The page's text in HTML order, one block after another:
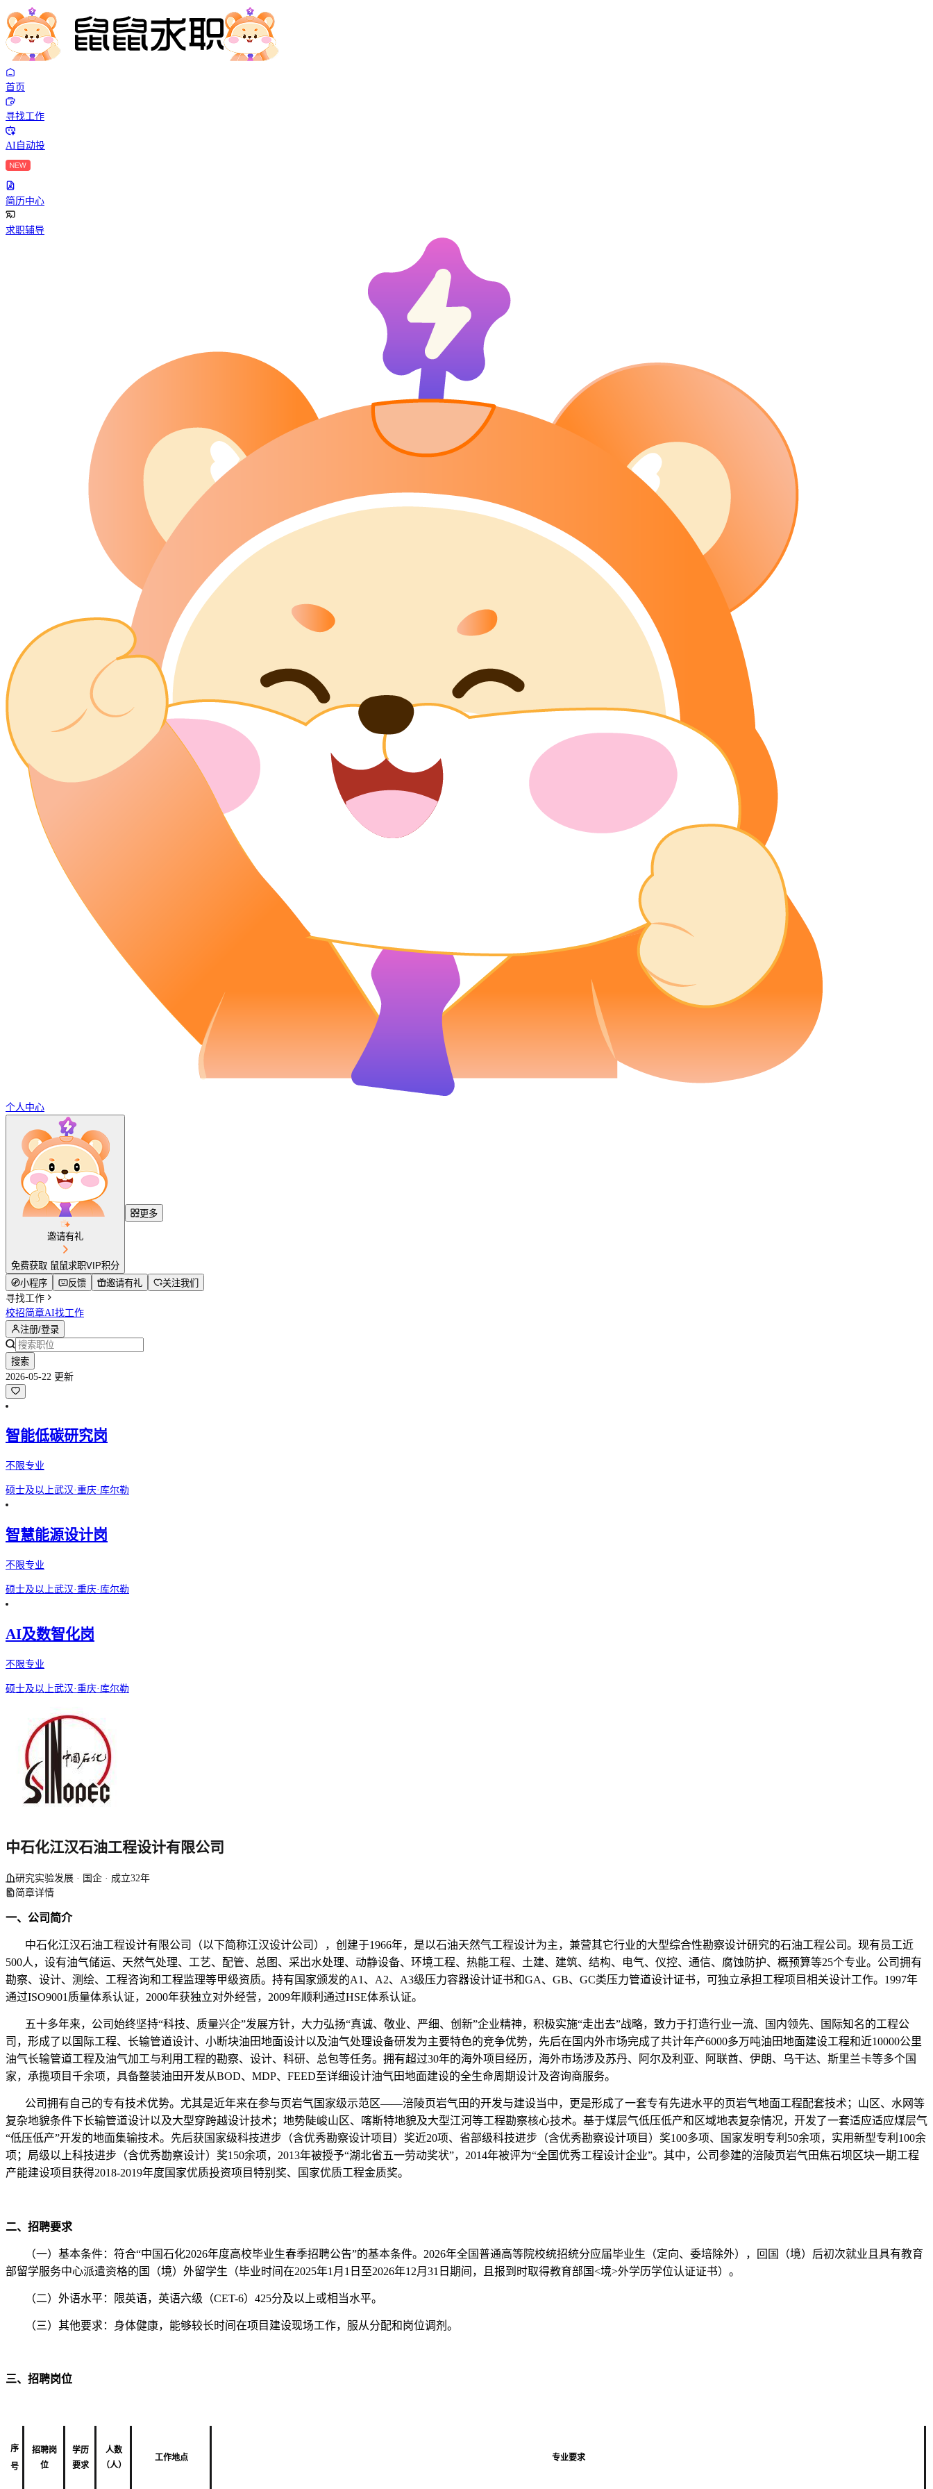
首页
寻找工作
AI自动投
简历中心
求职辅导
个人中心
邀请有礼
免费获取 鼠鼠求职VIP积分
更多
小程序 反馈 邀请有礼
关注我们
寻找工作
校招简章AI找工作
注册/登录
搜索
2026-05-22 更新
智能低碳研究岗
不限专业
硕士及以上武汉·重庆·库尔勒
智慧能源设计岗
不限专业
硕士及以上武汉·重庆·库尔勒
AI及数智化岗
不限专业
硕士及以上武汉·重庆·库尔勒
中石化江汉石油工程设计有限公司
研究实验发展 · 国企 · 成立32年
简章详情
一、公司简介
中石化江汉石油工程设计有限公司（以下简称江汉设计公司），创建于1966年，是以石油天然气工程设计为主，兼营其它行业的大型综合性勘察设计研究的石油工程公司。现有员工近
500人，设有油气储运、天然气处理、工艺、配管、总图、采出水处理、动静设备、环境工程、热能工程、土建、建筑、结构、电气、仪控、通信、腐蚀防护、概预算等25个专业。公司拥有
勘察、设计、测绘、工程咨询和工程监理等甲级资质。持有国家颁发的A1、A2、A3级压力容器设计证书和GA、GB、GC类压力管道设计证书，可独立承担工程项目相关设计工作。1997年
通过ISO9001质量体系认证，2000年获独立对外经营，2009年顺利通过HSE体系认证。
五十多年来，公司始终坚持“科技、质量兴企”发展方针，大力弘扬“真诚、敬业、严细、创新”企业精神，积极实施“走出去”战略，致力于打造行业一流、国内领先、国际知名的工程公
司，形成了以国际工程、长输管道设计、小断块油田地面设计以及油气处理设备研发为主要特色的竞争优势，先后在国内外市场完成了共计年产6000多万吨油田地面建设工程和近10000公里
油气长输管道工程及油气加工与利用工程的勘察、设计、科研、总包等任务。拥有超过30年的海外项目经历，海外市场涉及苏丹、阿尔及利亚、阿联酋、伊朗、乌干达、斯里兰卡等多个国
家，承揽项目千余项，具备整装油田开发从BOD、MDP、FEED至详细设计油气田地面建设的全生命周期设计及咨询商服务。
公司拥有自己的专有技术优势。尤其是近年来在参与页岩气国家级示范区——涪陵页岩气田的开发与建设当中，更是形成了一套专有先进水平的页岩气地面工程配套技术；山区、水网等
复杂地貌条件下长输管道设计以及大型穿跨越设计技术；地势陡峻山区、喀斯特地貌及大型江河等工程勘察核心技术。基于煤层气低压低产和区域地表复杂情况，开发了一套适应适应煤层气
“低压低产”开发的地面集输技术。先后获国家级科技进步（含优秀勘察设计项目）奖近20项、省部级科技进步（含优秀勘察设计项目）奖100多项、国家发明专利50余项，实用新型专利100余
项；局级以上科技进步（含优秀勘察设计）奖150余项，2013年被授予“湖北省五一劳动奖状”，2014年被评为“全国优秀工程设计企业”。其中，公司参建的涪陵页岩气田焦石坝区块一期工程
产能建设项目获得2018-2019年度国家优质投资项目特别奖、国家优质工程金质奖。
二、招聘要求
（一）基本条件：符合“中国石化2026年度高校毕业生春季招聘公告”的基本条件。2026年全国普通高等院校统招统分应届毕业生（定向、委培除外），回国（境）后初次就业且具有教育
部留学服务中心派遣资格的国（境）外留学生（毕业时间在2025年1月1日至2026年12月31日期间，且报到时取得教育部国<境>外学历学位认证证书）。
（二）外语水平：限英语，英语六级（CET-6）425分及以上或相当水平。
（三）其他要求：身体健康，能够较长时间在项目建设现场工作，服从分配和岗位调剂。
三、招聘岗位
序
号
招聘岗
位
学历
要求
人数
（人）
工作地点 专业要求